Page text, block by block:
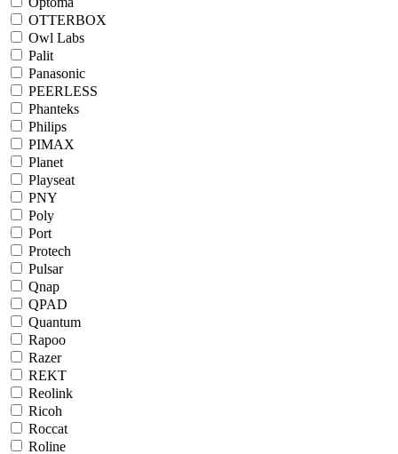
OTTERBOX
Owl Labs
Palit
Panasonic
PEERLESS
Phanteks
Philips
PIMAX
Planet
Playseat
PNY
Poly
Port
Protech
Pulsar
Qnap
QPAD
Quantum
Rapoo
Razer
REKT
Reolink
Ricoh
Roccat
Roline